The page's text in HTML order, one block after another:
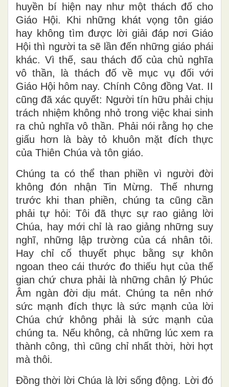
huyền bí hiện nay như một thách đố cho
Giáo Hội. Khi những khát vọng tôn giáo
hay không tìm được lời giải đáp nơi Giáo
Hội thì người ta sẽ lần đến những giáo phái
khác. Vì thế, sau thách đố của chủ nghĩa
vô thần, là thách đố về mục vụ đối với
Giáo Hội hôm nay. Chính Công đồng Vat. II
cũng đã xác quyết: Người tín hữu phải chịu
trách nhiệm không nhỏ trong việc khai sinh
ra chủ nghĩa vô thần. Phải nói rằng họ che
giấu hơn là bày tỏ khuôn mặt đích thực
của Thiên Chúa và tôn giáo.
Chúng ta có thể than phiền vì người đời
không đón nhận Tin Mừng. Thế nhưng
trước khi than phiền, chúng ta cũng cần
phải tự hỏi: Tôi đã thực sự rao giảng lời
Chúa, hay mới chỉ là rao giảng những suy
nghĩ, những lập trường của cá nhân tôi.
Hay chỉ cố thuyết phục bằng sự khôn
ngoan theo cái thước đo thiếu hụt của thế
gian chứ chưa phải là những chân lý Phúc
Âm ngàn đời dịu mát. Chúng ta nên nhớ
sức mạnh đích thực là sức mạnh của lời
Chúa chứ không phải là sức mạnh của
chúng ta. Nếu không, cả những lúc xem ra
thành công, thì cũng chỉ nhất thời, hời hợt
mà thôi.
Đồng thời lời Chúa là lời sống động. Lời đó